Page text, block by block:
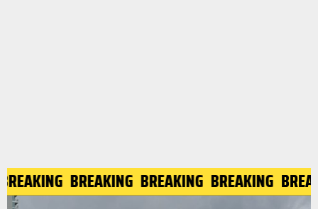
BREAKING BREAKING BREAKING